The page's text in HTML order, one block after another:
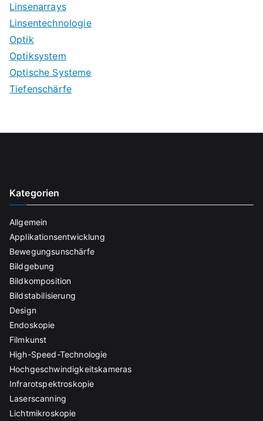
Linsenarrays
Linsentechnologie
Optik
Optiksystem
Optische Systeme
Tiefenschärfe
Kategorien
Allgemein
Applikationsentwicklung
Bewegungsunschärfe
Bildgebung
Bildkomposition
Bildstabilisierung
Design
Endoskopie
Filmkunst
High-Speed-Technologie
Hochgeschwindigkeitskameras
Infrarotspektroskopie
Laserscanning
Lichtmikroskopie